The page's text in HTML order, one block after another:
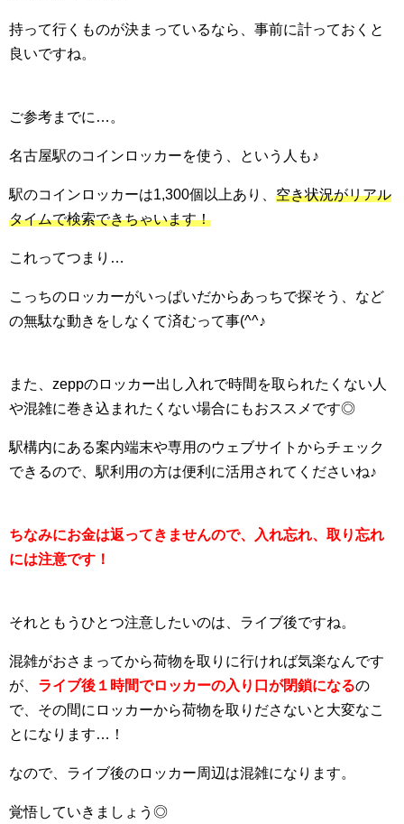
持って行くものが決まっているなら、事前に計っておくと
良いですね。
ご参考までに…。
名古屋駅のコインロッカーを使う、という人も♪
駅のコインロッカーは1,300個以上あり、 空き状況がリアル
タイムで検索できちゃいます！
これってつまり…
こっちのロッカーがいっぱいだからあっちで探そう、など
の無駄な動きをしなくて済むって事(^^♪
また、zeppのロッカー出し入れで時間を取られたくない人
や混雑に巻き込まれたくない場合にもおススメです◎
駅構内にある案内端末や専用のウェブサイトからチェック
できるので、駅利用の方は便利に活用されてくださいね♪
ちなみにお金は返ってきませんので、入れ忘れ、取り忘れ
には注意です！
それともうひとつ注意したいのは、ライブ後ですね。
混雑がおさまってから荷物を取りに行ければ気楽なんです
が、 ライブ後１時間でロッカーの入り口が閉鎖になるの
で、その間にロッカーから荷物を取りださないと大変なこ
とになります…！
なので、ライブ後のロッカー周辺は混雑になります。
覚悟していきましょう◎